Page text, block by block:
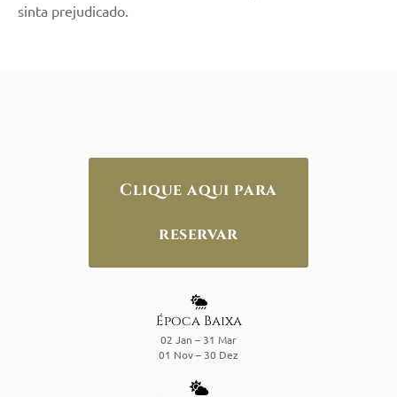
sinta prejudicado.
Clique aqui para
reservar
Época Baixa
02 Jan – 31 Mar
01 Nov – 30 Dez